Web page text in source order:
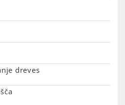
dreves